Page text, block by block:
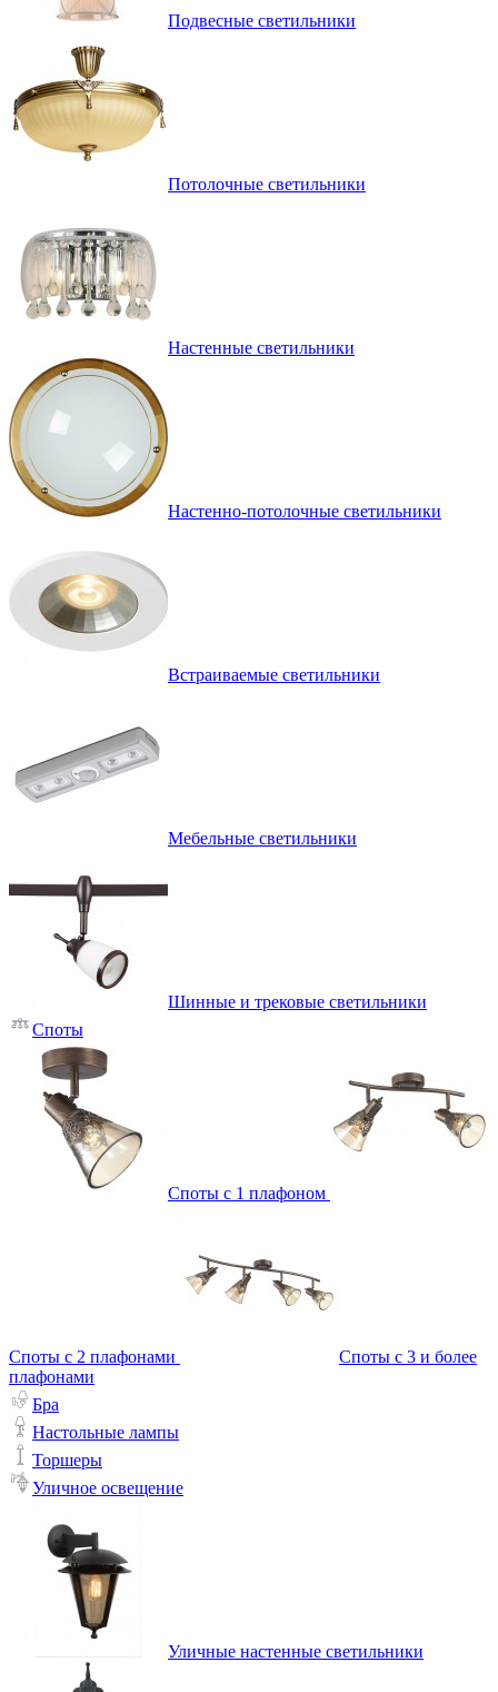
Подвесные светильники
Потолочные светильники
Настенные светильники
Настенно-потолочные светильники
Встраиваемые светильники
Мебельные светильники
Шинные и трековые светильники
Споты
Споты с 1 плафоном
Споты с 2 плафонами
Споты с 3 и более
плафонами
Бра
Настольные лампы
Торшеры
Уличное освещение
Уличные настенные светильники